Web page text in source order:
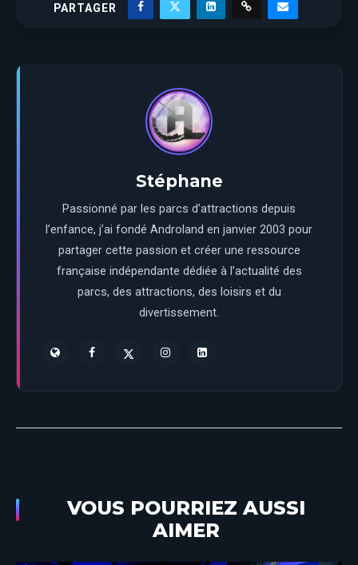
PARTAGER
Stéphane
Passionné par les parcs d’attractions depuis
l’enfance, j’ai fondé Androland en janvier 2003 pour
partager cette passion et créer une ressource
française indépendante dédiée à l’actualité des
parcs, des attractions, des loisirs et du
divertissement.
VOUS POURRIEZ AUSSI
AIMER